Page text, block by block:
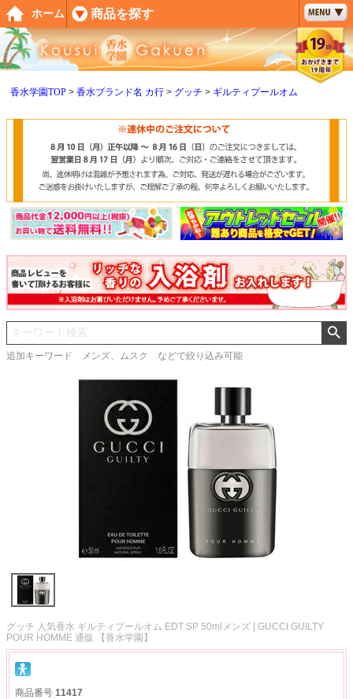
香水学園TOP 香水ブランド名 カ行 グッチ ギルティプールオム
追加キーワード メンズ、ムスク などで絞り込み可能
グッチ 人気香水 ギルティプールオム EDT SP 50mlメンズ | GUCCI GUILTY
POUR HOMME 通販 【香水学園】
商品番号 11417
ペー
ジト
ップ
へ
ホーム 商品を探す